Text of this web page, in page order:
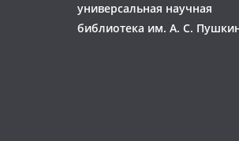
универсальная научная
библиотека им. А. С.